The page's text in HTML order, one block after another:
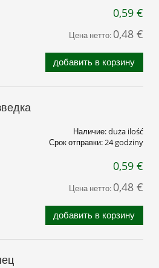
0,59 €
Цена нетто: 0,48 €
добавить в корзину
Наличие:duża ilość
Срок отправки:24 godziny
0,59 €
Цена нетто: 0,48 €
добавить в корзину